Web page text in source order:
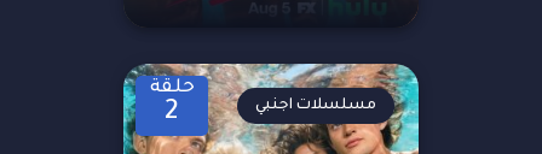
حلقة
2 مسلسلات اجنبي